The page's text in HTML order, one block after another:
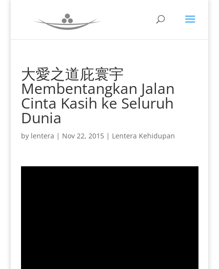
大愛之道庇寰宇
Membentangkan Jalan
Cinta Kasih ke Seluruh
Dunia
by lentera | Nov 22, 2015| Lentera Kehidupan